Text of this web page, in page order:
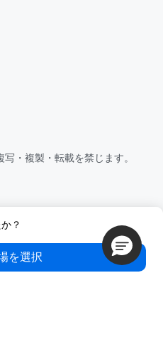
？
を選択
・複製・転載を禁じます。